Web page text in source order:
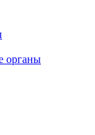
органы